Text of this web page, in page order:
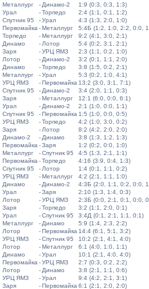
Металлург - Динамо-2
1:9 (0:3, 0:3, 1:3)
Урал -Торпедо
2:4 (1:1, 0:1, 1:2)
Спутник 95 -Урал
4:3 (1:3, 2:0, 1:0)
Первомайка -Металлург
5:4Б (1:2, 1:0, 2:2, 0:0,
Торпедо -Металлург
9:2 (4:1, 3:0, 2:1)
Динамо - Лотор
5:4 (0:2, 3:1, 2:1)
Заря -УРЦ ЯМЗ
2:3 (1:1, 0:2, 1:0)
Лотор - Динамо-2
3:2 (0:1, 1:1, 2:0)
Динамо -Торпедо
3:8 (1:5, 0:2, 2:1)
Металлург -Урал
5:3 (0:2, 1:0, 4:1)
УРЦ ЯМЗ -Первомайка 13:2 (3:0, 3:1, 7:1)
Спутник 95 - Динамо-2
3:4 (2:0, 1:1, 0:3)
Заря -Металлург
12:1 (6:0, 0:0, 6:1)
Урал - Динамо-2
2:1 (1:0, 0:0, 1:1)
Спутник 95 -Первомайка 1:5 (1:0, 0:0, 0:5)
УРЦ ЯМЗ -Торпедо
4:2 (1:0, 3:0, 0:2)
Заря - Лотор
8:2 (4:2, 2:0, 2:0)
Динамо-2 - Динамо
3:8 (1:3, 1:2, 1:3)
Первомайка -Заря
1:2 (0:2, 0:0, 1:0)
Металлург -Спутник 95
4:5 (1:3, 2:1, 1:1)
Первомайка -Торпедо
4:16 (3:9, 0:4, 1:3)
Спутник 95 - Лотор
1:4 (0:1, 1:1, 0:2)
УРЦ ЯМЗ -Металлург
4:2 (2:1, 1:1, 1:0)
Динамо - Динамо-2
4:3Б (2:0, 1:1, 0:2, 0:0,
Урал -Заря
2:10 (1:3, 1:4, 0:3)
Лотор -УРЦ ЯМЗ
2:3Б (0:0, 2:1, 0:1, 0:0,
Заря -Торпедо
3:2 (1:1, 2:0, 0:1)
Урал -Спутник 95
3:4Д (0:1, 2:1, 1:1, 0:1)
Металлург - Динамо
5:9 (1:4, 2:3, 2:2)
Лотор -Первомайка 14:4 (6:1, 5:1, 3:2)
УРЦ ЯМЗ -Спутник 95
10:2 (2:1, 4:1, 4:0)
Лотор -Металлург
6:1 (4:0, 1:0, 1:1)
Динамо -Урал
10:1 (2:1, 4:0, 4:0)
Первомайка -УРЦ ЯМЗ
2:7 (0:3, 0:2, 2:2)
Лотор - Динамо
3:8 (2:1, 1:1, 0:6)
УРЦ ЯМЗ -Урал
9:4 (4:2, 2:1, 3:1)
Заря -Первомайка 6:1 (2:1, 2:0, 2:0)